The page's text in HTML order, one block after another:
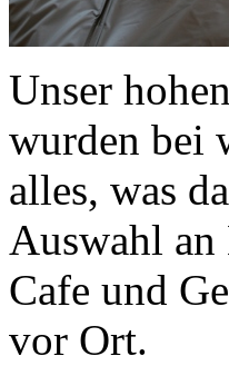
Unser
wurden bei
alles, was
Auswahl
Cafe und
vor Ort.